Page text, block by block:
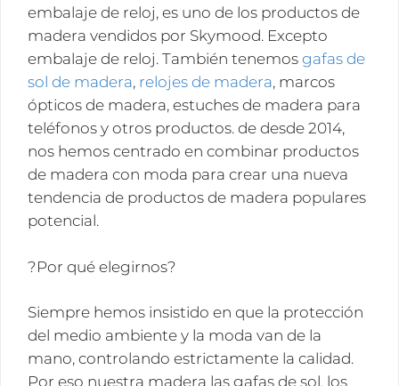
embalaje de reloj, es uno de los productos de
madera vendidos por Skymood. Excepto
embalaje de reloj. También tenemos gafas de
sol de madera, relojes de madera, marcos
ópticos de madera, estuches de madera para
teléfonos y otros productos. de desde 2014,
nos hemos centrado en combinar productos
de madera con moda para crear una nueva
tendencia de productos de madera populares
potencial.
?Por qué elegirnos?
Siempre hemos insistido en que la protección
del medio ambiente y la moda van de la
mano, controlando estrictamente la calidad.
Por eso nuestra madera las gafas de sol, los